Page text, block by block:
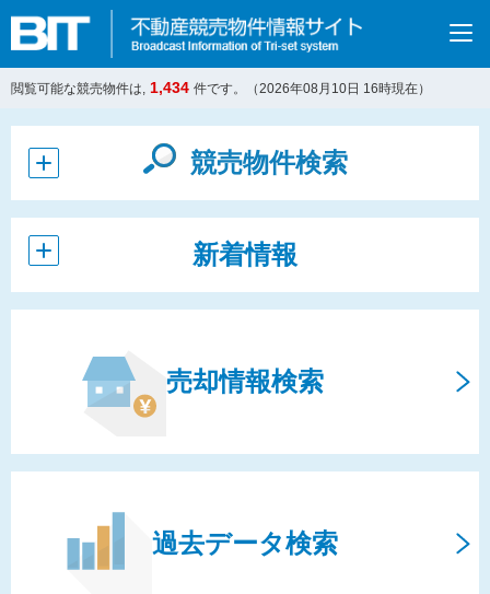
閲覧可能な競売物件は, 1,434 件です。（2026年08月10日 16時現在）
競売物件検索
新着情報
売却情報検索
過去データ検索